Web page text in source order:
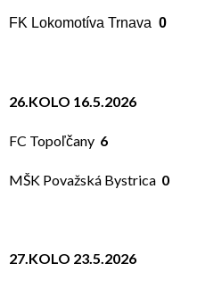
FK Lokomotíva Trnava 0
26.KOLO 16.5.2026
FC Topoľčany 6
MŠK Považská Bystrica 0
27.KOLO 23.5.2026